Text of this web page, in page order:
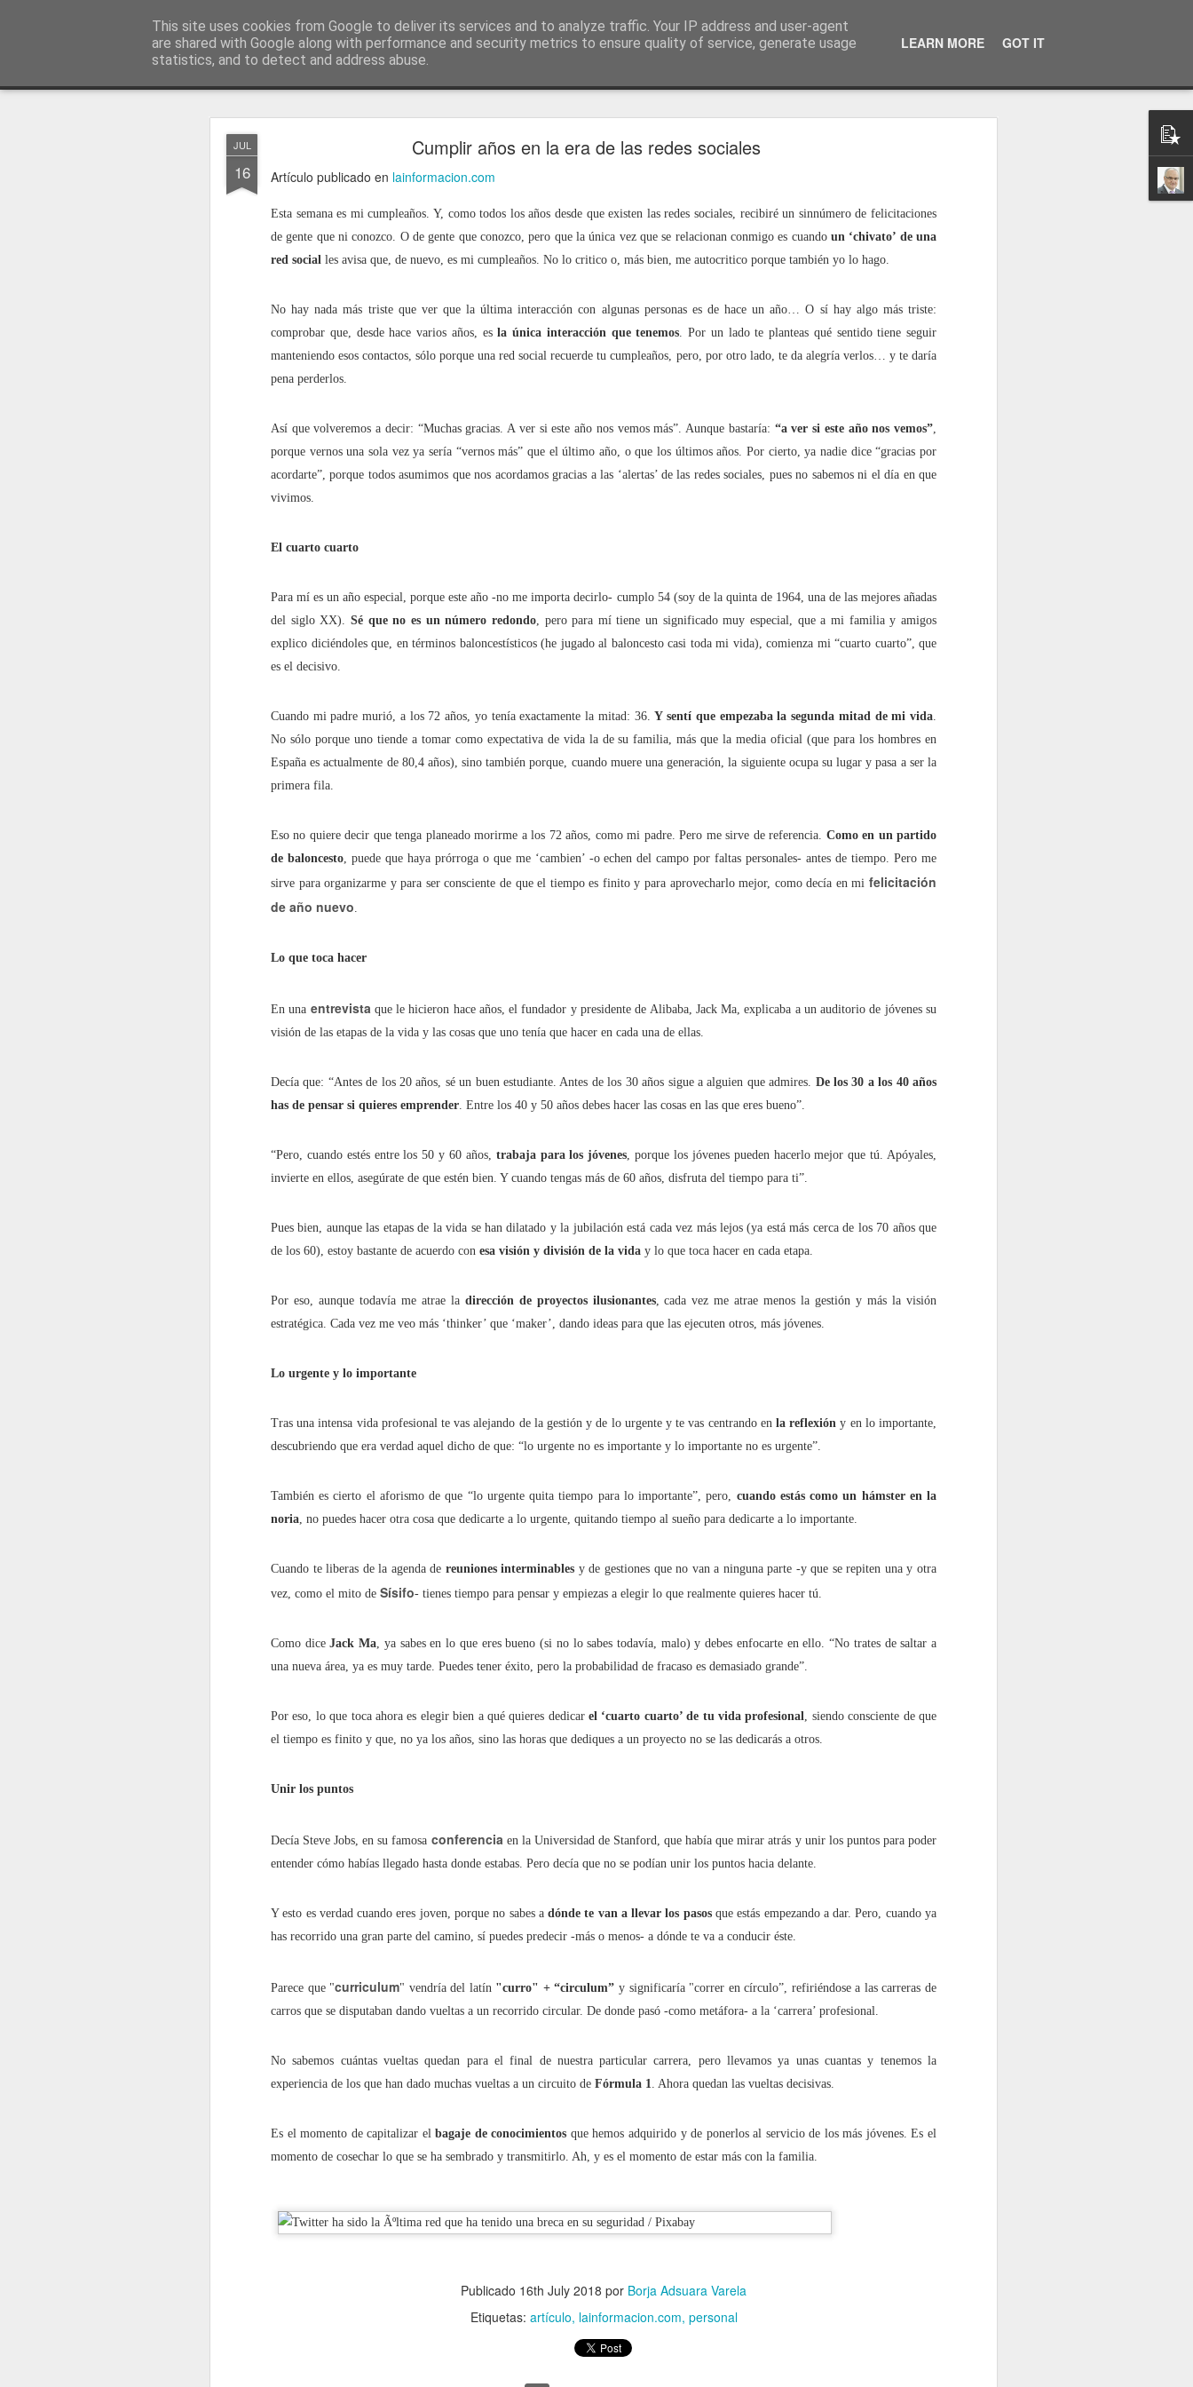
JUL
16
Cumplir años en la era de las redes sociales
Artículo publicado en lainformacion.com
Esta semana es mi cumpleaños. Y, como todos los años desde que existen las redes sociales, recibiré un sinnúmero de felicitaciones
de gente que ni conozco. O de gente que conozco, pero que la única vez que se relacionan conmigo es cuando un ‘chivato’ de una
red social les avisa que, de nuevo, es mi cumpleaños. No lo critico o, más bien, me autocritico porque también yo lo hago.
No hay nada más triste que ver que la última interacción con algunas personas es de hace un año… O sí hay algo más triste:
comprobar que, desde hace varios años, esla única interacción que tenemos. Por un lado te planteas qué sentido tiene seguir
manteniendo esos contactos, sólo porque una red social recuerde tu cumpleaños, pero, por otro lado, te da alegría verlos… y te daría
pena perderlos.
Así que volveremos a decir: “Muchas gracias. A ver si este año nos vemos más”. Aunque bastaría: “a ver si este año nos vemos”,
porque vernos una sola vez ya sería “vernos más” que el último año, o que los últimos años. Por cierto, ya nadie dice “gracias por
acordarte”, porque todos asumimos que nos acordamos gracias a las ‘alertas’ de las redes sociales, pues no sabemos ni el día en que
vivimos.
El cuarto cuarto
Para mí es un año especial, porque este año -no me importa decirlo- cumplo 54 (soy de la quinta de 1964, una de las mejores añadas
del siglo XX). Sé que no es un número redondo, pero para mí tiene un significado muy especial, que a mi familia y amigos
explico diciéndoles que, en términos baloncestísticos (he jugado al baloncesto casi toda mi vida), comienza mi “cuarto cuarto”, que
es el decisivo.
Cuando mi padre murió, a los 72 años, yo tenía exactamente la mitad: 36.Y sentí que empezaba la segunda mitad de mi vida.
No sólo porque uno tiende a tomar como expectativa de vida la de su familia, más que la media oficial (que para los hombres en
España es actualmente de 80,4 años), sino también porque, cuando muere una generación, la siguiente ocupa su lugar y pasa a ser la
primera fila.
Eso no quiere decir que tenga planeado morirme a los 72 años, como mi padre. Pero me sirve de referencia. Como en un partido
de baloncesto, puede que haya prórroga o que me ‘cambien’ -o echen del campo por faltas personales- antes de tiempo. Pero me
sirve para organizarme y para ser consciente de que el tiempo es finito y para aprovecharlo mejor, como decía en mi felicitación
de año nuevo.
Lo que toca hacer
En una entrevista que le hicieron hace años, el fundador y presidente de Alibaba, Jack Ma, explicaba a un auditorio de jóvenes su
visión de las etapas de la vida y las cosas que uno tenía que hacer en cada una de ellas.
Decía que: “Antes de los 20 años, sé un buen estudiante. Antes de los 30 años sigue a alguien que admires. De los 30 a los 40 años
has de pensar si quieres emprender. Entre los 40 y 50 años debes hacer las cosas en las que eres bueno”.
“Pero, cuando estés entre los 50 y 60 años, trabaja para los jóvenes, porque los jóvenes pueden hacerlo mejor que tú. Apóyales,
invierte en ellos, asegúrate de que estén bien. Y cuando tengas más de 60 años, disfruta del tiempo para ti”.
Pues bien, aunque las etapas de la vida se han dilatado y la jubilación está cada vez más lejos (ya está más cerca de los 70 años que
de los 60), estoy bastante de acuerdo con esa visión y división de la vida y lo que toca hacer en cada etapa.
Por eso, aunque todavía me atrae la dirección de proyectos ilusionantes, cada vez me atrae menos la gestión y más la visión
estratégica. Cada vez me veo más ‘thinker’ que ‘maker’, dando ideas para que las ejecuten otros, más jóvenes.
Lo urgente y lo importante
Tras una intensa vida profesional te vas alejando de la gestión y de lo urgente y te vas centrando en la reflexión y en lo importante,
descubriendo que era verdad aquel dicho de que: “lo urgente no es importante y lo importante no es urgente”.
También es cierto el aforismo de que “lo urgente quita tiempo para lo importante”, pero, cuando estás como un hámster en la
noria, no puedes hacer otra cosa que dedicarte a lo urgente, quitando tiempo al sueño para dedicarte a lo importante.
Cuando te liberas de la agenda de reuniones interminables y de gestiones que no van a ninguna parte -y que se repiten una y otra
vez, como el mito de Sísifo- tienes tiempo para pensar y empiezas a elegir lo que realmente quieres hacer tú.
Como diceJack Ma, ya sabes en lo que eres bueno (si no lo sabes todavía, malo) y debes enfocarte en ello. “No trates de saltar a
una nueva área, ya es muy tarde. Puedes tener éxito, pero la probabilidad de fracaso es demasiado grande”.
Por eso, lo que toca ahora es elegir bien a qué quieres dedicarel ‘cuarto cuarto’ de tu vida profesional, siendo consciente de que
el tiempo es finito y que, no ya los años, sino las horas que dediques a un proyecto no se las dedicarás a otros.
Unir los puntos
Decía Steve Jobs, en su famosa conferencia en la Universidad de Stanford, que había que mirar atrás y unir los puntos para poder
entender cómo habías llegado hasta donde estabas. Pero decía que no se podían unir los puntos hacia delante.
Y esto es verdad cuando eres joven, porque no sabes adónde te van a llevar los pasosque estás empezando a dar. Pero, cuando ya
has recorrido una gran parte del camino, sí puedes predecir -más o menos- a dónde te va a conducir éste.
Parece que "curriculum" vendría del latín "curro" + “circulum” y significaría "correr en círculo”, refiriéndose a las carreras de
carros que se disputaban dando vueltas a un recorrido circular. De donde pasó -como metáfora- a la ‘carrera’ profesional.
No sabemos cuántas vueltas quedan para el final de nuestra particular carrera, pero llevamos ya unas cuantas y tenemos la
experiencia de los que han dado muchas vueltas a un circuito de Fórmula 1. Ahora quedan las vueltas decisivas.
Es el momento de capitalizar elbagaje de conocimientos que hemos adquirido y de ponerlos al servicio de los más jóvenes. Es el
momento de cosechar lo que se ha sembrado y transmitirlo. Ah, y es el momento de estar más con la familia.
Publicado 16th July 2018 por Borja Adsuara Varela
Etiquetas: artículo lainformacion.com personal
This site uses cookies from Google to deliver its services and to analyze traffic. Your IP address and user-agent
are shared with Google along with performance and security metrics to ensure quality of service, generate usage
statistics, and to detect and address abuse.
LEARN MORE GOT IT
menos tecnología y más pedagogía conceptos y reflexiones sobre la sociedad de la información
Mis artículos de 2022 en lainformación.com
En 2022 publiqué un total de 37 artículos en lainformacion.com:
2022.01.21 ¿Qué es un adjunto a la presidencia de la AEPD y para qué sirve?
2022.01.28
2022.02.04 Las Cartas de Derechos Digitales y la exclusión de las personas mayores
2022.02.11
2022.02.18 ¿Cómo luchar contra las cláusulas abusivas de las plataformas digitales?
2022.02.25 La guerra que no se ve ¿Estamos preparados para una ‘guerra híbrida’?
2022.05.06 Siete pistas legales y cinco conclusiones para aclararse con Pegasus
2022.05.13 El futuro de Internet pasa por la cogobernanza
2022.05.27 Mes de mayo, mes de primeras comuniones… de bicis y móviles
2022.06.03 Educación en valores’ vs. ‘tiranía del clic’
2022.06.10 ¿Cómo impedir el fácil acceso de los menores al 'porno' online?
Este artículo se ha escrito con ayuda de la Inteligencia Artificial
2022.07.08 El Derecho está para resolver problemas, no para crearlos
2022.07.15 ¿Quiénes -y cómo- protegen a nuestros hijos en las plataformas digitales?
2022.07.22 ¿Hasta dónde puede 'espiarnos' Hacienda legalmente?
2022.07.29 ¿Instalaciones eléctricas domésticas o aparatos electrodomésticos?
2022.09.02 En los últimos 10 años los ciberdelitos (conocidos) aumentaron un 613,5%
2022.09.23 Shakira, los paparazzi y la Ley del 'sólo sí es sí'
2022.09.30
octubre
2022.10.14 Redes sociales: Libertad con ira
2022.10.28 ¿Por qué lo llaman “moderación de contenidos” cuando quieren decir “censura”?
noviembre
2022.11.04 Redes Sociales, ¿pagarías ocho dólares por poder conversar en ‘modo moderado’?
2022.11.11 ¿Quién controlará la ‘desinformación’ y el ‘discurso del odio’ en Internet?
diciembre
¡Por fin se prohibirán los anuncios en los que aparece solo gente guapa!
Cuidado con 'venirse arriba', no prometas cosas que no puedes cumplir